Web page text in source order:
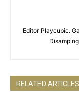
Editor Playcubic.
RELATED ARTICLES